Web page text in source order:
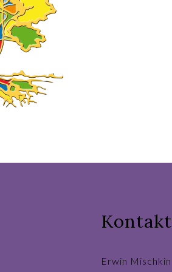
Kontakt
Erwin Mischkin